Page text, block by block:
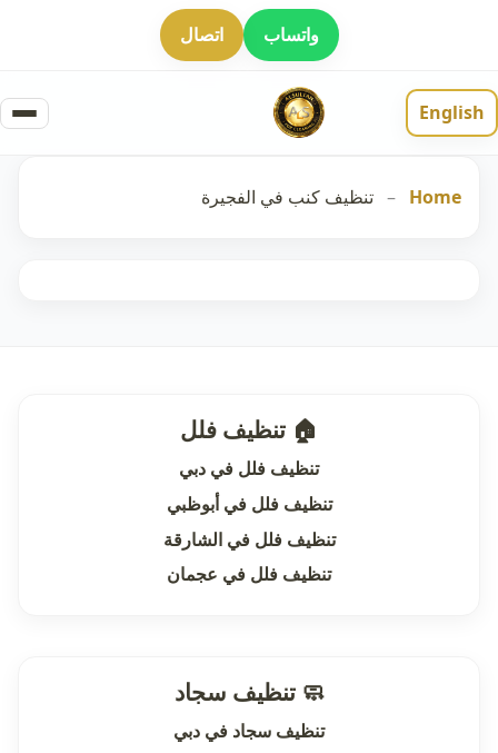
واتساب اتصال
English
Home
– تنظيف كنب في الفجيرة
🏠 تنظيف فلل
تنظيف فلل في دبي
تنظيف فلل في أبوظبي
تنظيف فلل في الشارقة
تنظيف فلل في عجمان
🧼 تنظيف سجاد
تنظيف سجاد في دبي